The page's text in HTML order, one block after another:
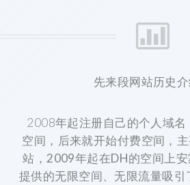
先来段网站历史
2008年起注册自己的个人域名
空间，后来就开始付费空间，
站，2009年起在DH的空间上
提供的无限空间、无限流量吸